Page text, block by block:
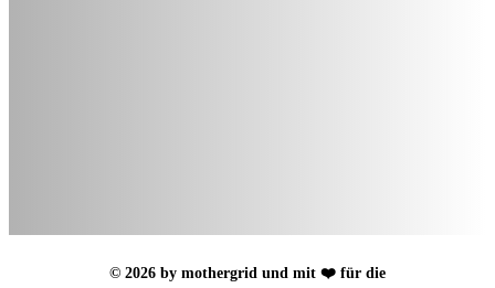
© 2026 by mothergrid und mit ❤️ für die